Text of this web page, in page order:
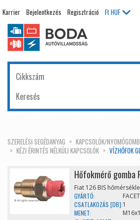
Karrier Bejelentkezés Regisztráció FtHUF
SZERELÉSI SEGÉDANYAG
KAPCSOLÓK/
KÉZI ÉRINTÉS NÉLKÜLI KAPCSOLÓK
VÍZHŐFOK
Hőfokmérő gomba
Fiat 126 BIS
GYÁRTÓ:
FACET
CSATLAKOZÁS [DB]:1
MENET: